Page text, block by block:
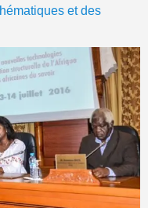
et des